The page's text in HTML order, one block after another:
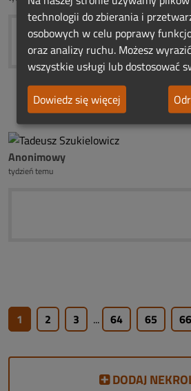
Anonimowy
tydzień temu
1 2 3 ... 64 65 66
DODAJ
technologii do zbierania i
osobowych w celu poprawy
oraz analizy ruchu. Możesz
wszystkie usługi lub dostosować
Dowiedz się więcej